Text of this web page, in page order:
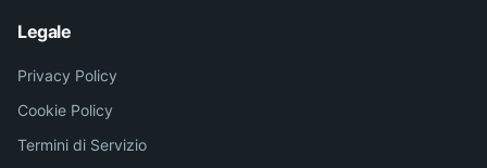
Legale
Privacy Policy
Cookie Policy
Termini di Servizio